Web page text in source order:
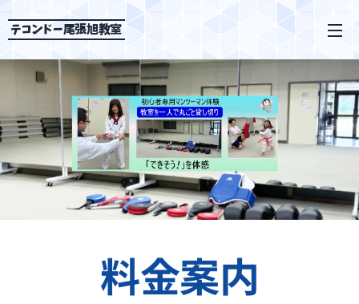
テコンドー尾張旭教室
料金案内